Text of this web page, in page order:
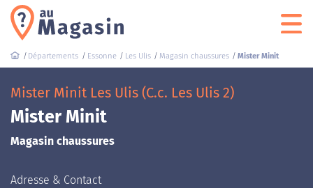
Départements Essonne Les Ulis Magasin chaussures Mister Minit
Mister Minit Les Ulis (C.c. Les Ulis 2)
Mister Minit
Magasin chaussures
Adresse & Contact